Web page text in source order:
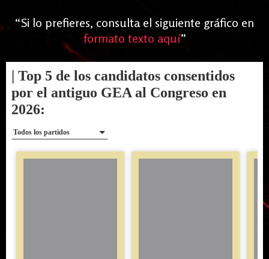
“Si lo prefieres, consulta el siguiente gráfico en
formato texto aquí”